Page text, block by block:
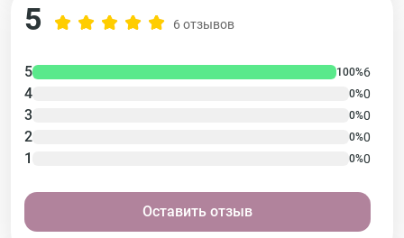
5 6 отзывов
5 100%6
4 0%0
3 0%0
2 0%0
1 0%0
Оставить отзыв